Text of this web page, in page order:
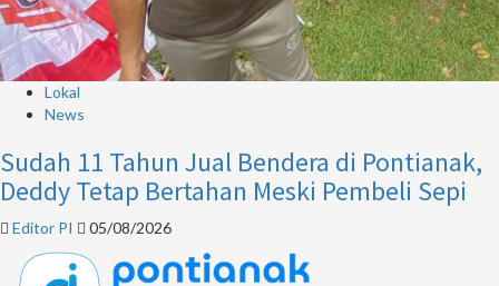
Lokal
News
Sudah 11 Tahun Jual Bendera di Pontianak,
Deddy Tetap Bertahan Meski Pembeli Sepi
Editor PI 05/08/2026